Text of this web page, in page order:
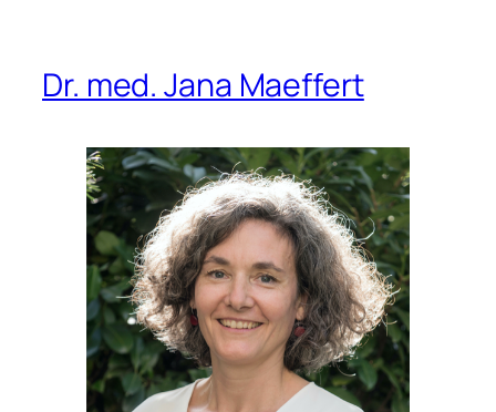
Dr. med. Jana Maeffert